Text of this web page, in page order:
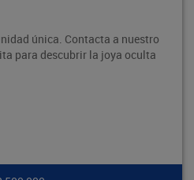
Bodega en tercer piso,
Rodeo entre la avenida